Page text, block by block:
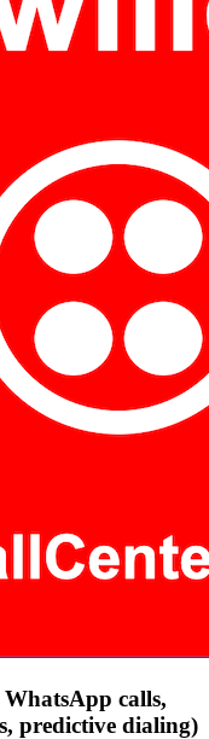
calls,
predictive dialing)